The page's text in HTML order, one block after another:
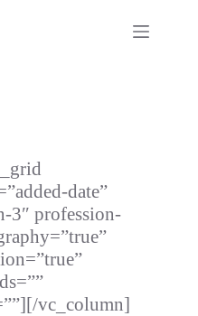
date”
3″ profession-
vc_column]